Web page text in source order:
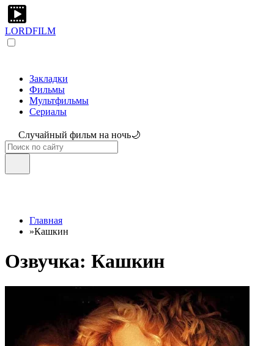
LORDFILM
Закладки
Фильмы
Мультфильмы
Сериалы
Случайный фильм на ночь🌙
Главная
»Кашкин
Озвучка: Кашкин